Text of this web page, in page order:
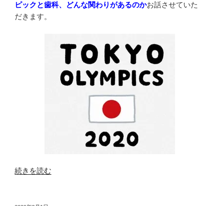
ピックと歯科、どんな関わりがあるのかお話させていた
だきます。
“オ
続きを読む